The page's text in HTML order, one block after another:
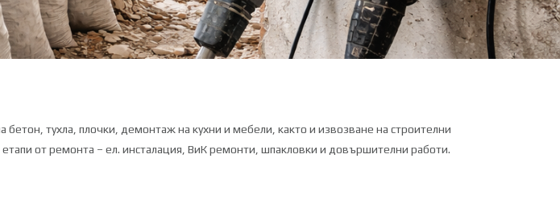
бетон, тухла, плочки, демонтаж на кухни и мебели, както и извозване на строителни
от ремонта – ел. инсталация, ВиК ремонти, шпакловки и довършителни работи.